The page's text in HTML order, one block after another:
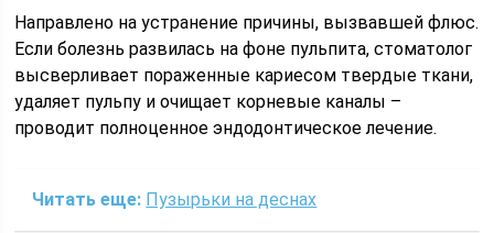
Направлено на устранение причины, вызвавшей флюс.
Если болезнь развилась на фоне пульпита, стоматолог
высверливает пораженные кариесом твердые ткани,
удаляет пульпу и очищает корневые каналы –
проводит полноценное эндодонтическое лечение.
Читать еще: Пузырьки на деснах